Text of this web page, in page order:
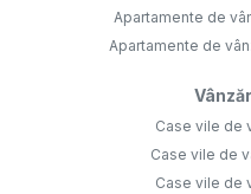
Apartamente de
Apartamente de
Case vile de
Case vile de
Case vile de